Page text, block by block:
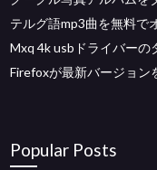
テルグ語mp3曲を無料で
Mxq 4k usbドライバーの
Firefoxが最新バージョン
Popular Posts